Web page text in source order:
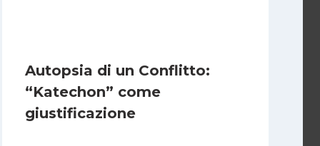
Autopsia di un Conflitto:
“Katechon” come
giustificazione